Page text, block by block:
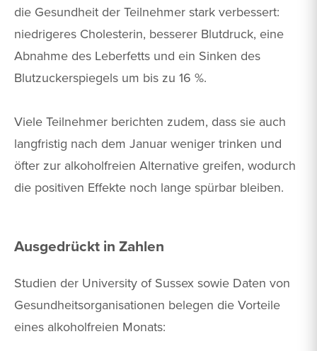
die Gesundheit der Teilnehmer stark verbessert:
niedrigeres Cholesterin, besserer Blutdruck, eine
Abnahme des Leberfetts und ein Sinken des
Blutzuckerspiegels um bis zu 16 %.
Viele Teilnehmer berichten zudem, dass sie auch
langfristig nach dem Januar weniger trinken und
öfter zur alkoholfreien Alternative greifen, wodurch
die positiven Effekte noch lange spürbar bleiben.
Ausgedrückt in Zahlen
Studien der University of Sussex sowie Daten von
Gesundheitsorganisationen belegen die Vorteile
eines alkoholfreien Monats: